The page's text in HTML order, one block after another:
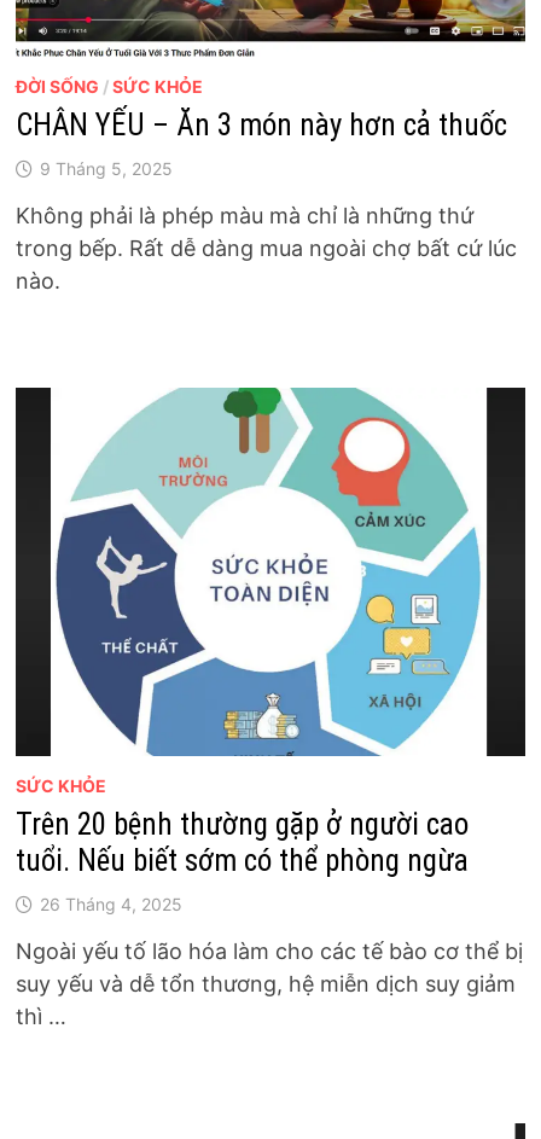
ĐỜI SỐNG /SỨC KHỎE
CHÂN YẾU – Ăn 3 món này hơn cả thuốc
9 Tháng 5, 2025
Không phải là phép màu mà chỉ là những thứ
trong bếp. Rất dễ dàng mua ngoài chợ bất cứ lúc
nào.
SỨC KHỎE
Trên 20 bệnh thường gặp ở người cao
tuổi. Nếu biết sớm có thể phòng ngừa
26 Tháng 4, 2025
Ngoài yếu tố lão hóa làm cho các tế bào cơ thể bị
suy yếu và dễ tổn thương, hệ miễn dịch suy giảm
thì …